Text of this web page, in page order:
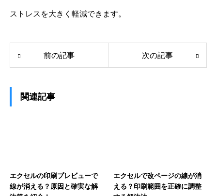
ストレスを大きく軽減できます。
前の記事 次の記事
関連記事
エクセルの印刷プレビューで
線が消える？原因と確実な解
エクセルで改ページの線が消
える？印刷範囲を正確に調整